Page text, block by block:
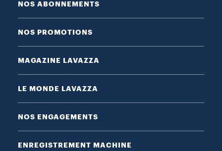
NOS ABONNEMENTS
NOS PROMOTIONS
MAGAZINE LAVAZZA
LE MONDE LAVAZZA
NOS ENGAGEMENTS
ENREGISTREMENT MACHINE